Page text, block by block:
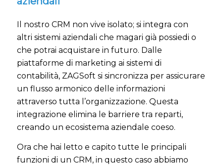
Il nostro CRM non vive isolato; si integra con
altri sistemi aziendali che magari già possiedi o
che potrai acquistare in futuro. Dalle
piattaforme di marketing ai sistemi di
contabilità, ZAGSoft si sincronizza per assicurare
un flusso armonico delle informazioni
attraverso tutta l’organizzazione. Questa
integrazione elimina le barriere tra reparti,
creando un ecosistema aziendale coeso.
Ora che hai letto e capito tutte le principali
funzioni di un CRM, in questo caso abbiamo